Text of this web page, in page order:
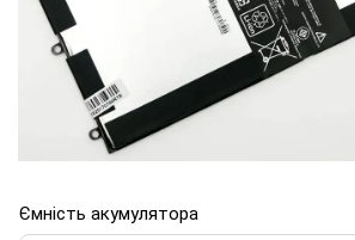
Ємність акумулятора